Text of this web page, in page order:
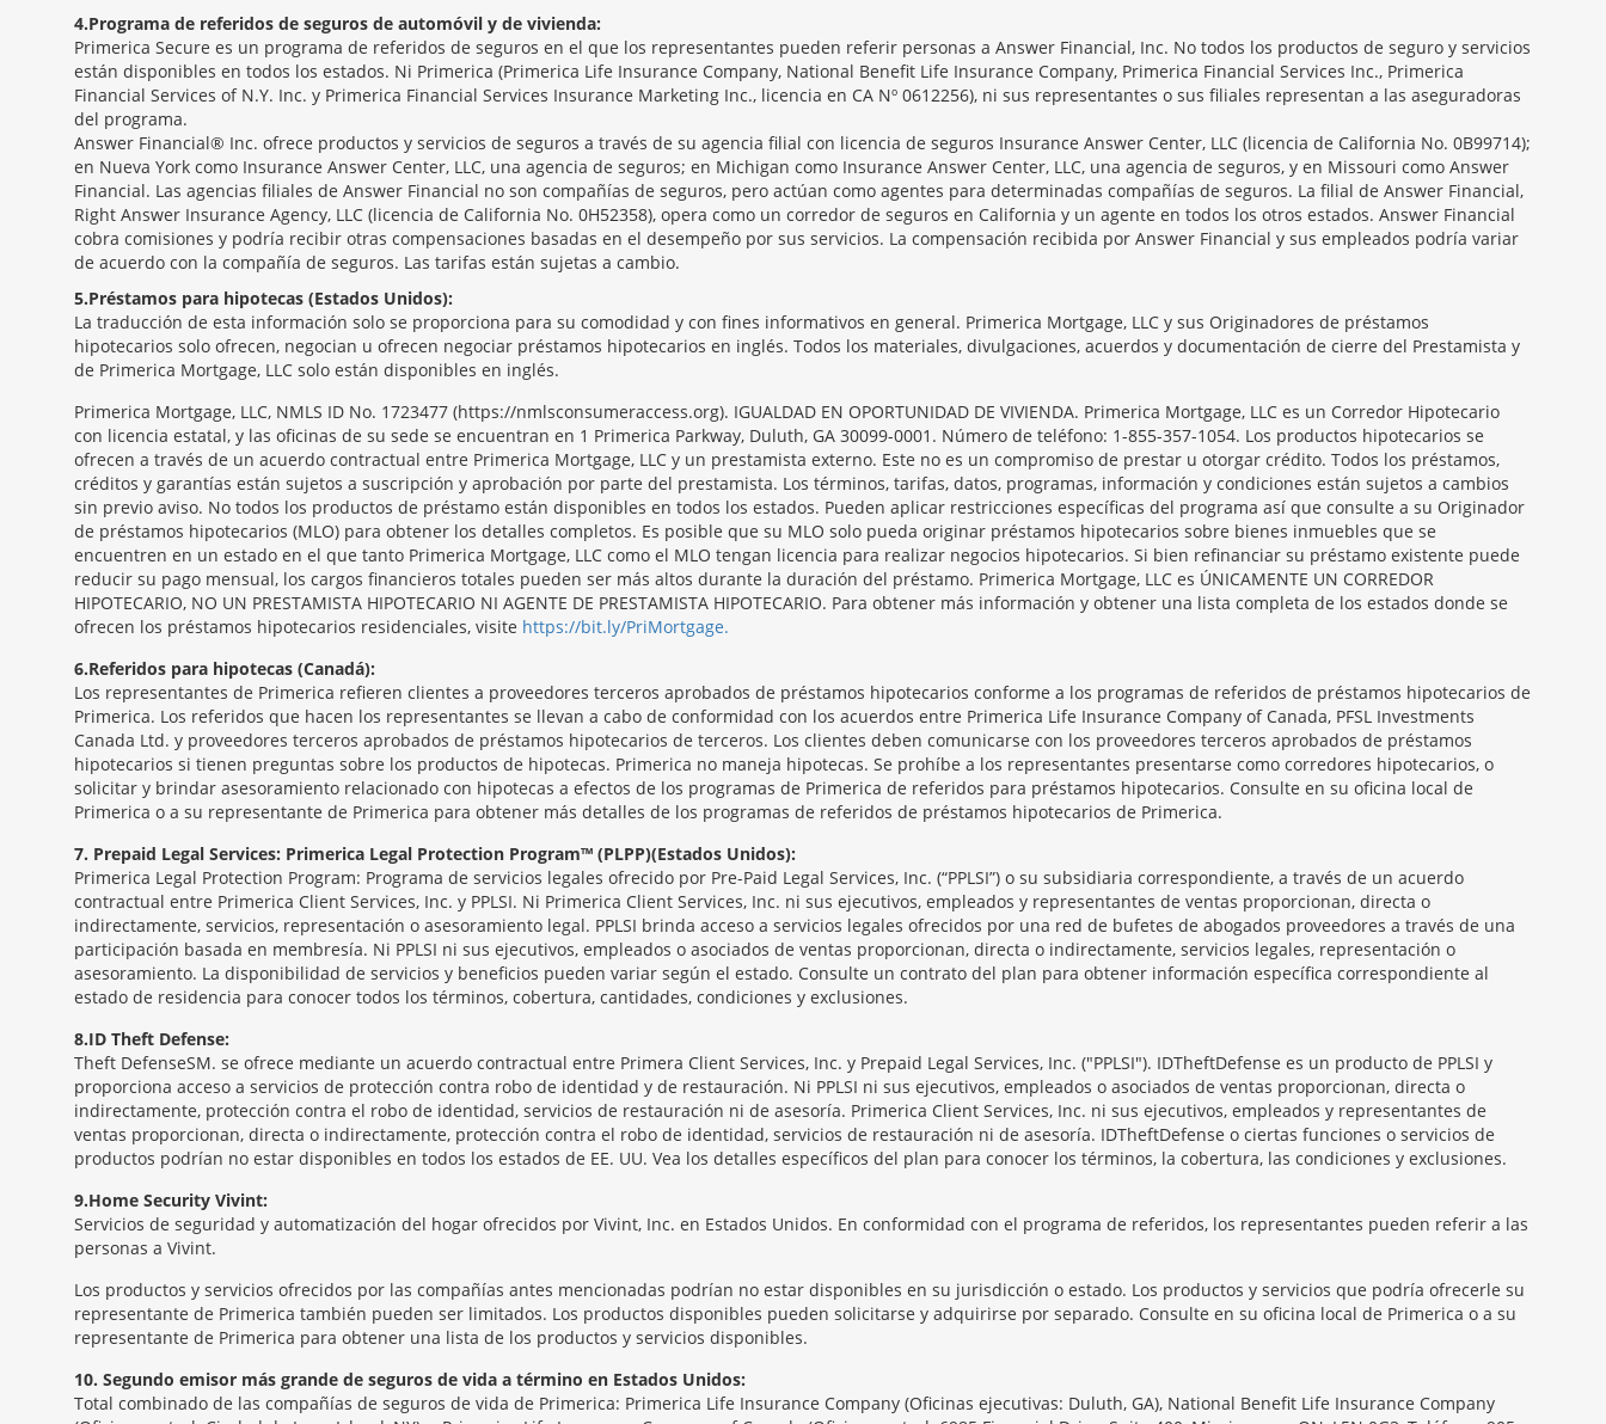
4 Programa de referidos de seguros de automóvil y de vivienda:
Primerica Secure es un programa de referidos de seguros en el que los representantes pueden referir personas a Answer Financial, Inc. No todos los productos de seguro y servicios
están disponibles en todos los estados. Ni Primerica (Primerica Life Insurance Company, National Benefit Life Insurance Company, Primerica Financial Services Inc., Primerica
Financial Services of N.Y. Inc. y Primerica Financial Services Insurance Marketing Inc., licencia en CA Nº 0612256), ni sus representantes o sus filiales representan a las aseguradoras
del programa.
Answer Financial® Inc. ofrece productos y servicios de seguros a través de su agencia filial con licencia de seguros Insurance Answer Center, LLC (licencia de California No. 0B99714);
en Nueva York como Insurance Answer Center, LLC, una agencia de seguros; en Michigan como Insurance Answer Center, LLC, una agencia de seguros, y en Missouri como Answer
Financial. Las agencias filiales de Answer Financial no son compañías de seguros, pero actúan como agentes para determinadas compañías de seguros. La filial de Answer Financial,
Right Answer Insurance Agency, LLC (licencia de California No. 0H52358), opera como un corredor de seguros en California y un agente en todos los otros estados. Answer Financial
cobra comisiones y podría recibir otras compensaciones basadas en el desempeño por sus servicios. La compensación recibida por Answer Financial y sus empleados podría variar
de acuerdo con la compañía de seguros. Las tarifas están sujetas a cambio.
5 Préstamos para hipotecas (Estados Unidos):
La traducción de esta información solo se proporciona para su comodidad y con fines informativos en general. Primerica Mortgage, LLC y sus Originadores de préstamos
hipotecarios solo ofrecen, negocian u ofrecen negociar préstamos hipotecarios en inglés. Todos los materiales, divulgaciones, acuerdos y documentación de cierre del Prestamista y
de Primerica Mortgage, LLC solo están disponibles en inglés.
Primerica Mortgage, LLC, NMLS ID No. 1723477 (https://nmlsconsumeraccess.org). IGUALDAD EN OPORTUNIDAD DE VIVIENDA. Primerica Mortgage, LLC es un Corredor Hipotecario
con licencia estatal, y las oficinas de su sede se encuentran en 1 Primerica Parkway, Duluth, GA 30099-0001. Número de teléfono: 1-855-357-1054. Los productos hipotecarios se
ofrecen a través de un acuerdo contractual entre Primerica Mortgage, LLC y un prestamista externo. Este no es un compromiso de prestar u otorgar crédito. Todos los préstamos,
créditos y garantías están sujetos a suscripción y aprobación por parte del prestamista. Los términos, tarifas, datos, programas, información y condiciones están sujetos a cambios
sin previo aviso. No todos los productos de préstamo están disponibles en todos los estados. Pueden aplicar restricciones específicas del programa así que consulte a su Originador
de préstamos hipotecarios (MLO) para obtener los detalles completos. Es posible que su MLO solo pueda originar préstamos hipotecarios sobre bienes inmuebles que se
encuentren en un estado en el que tanto Primerica Mortgage, LLC como el MLO tengan licencia para realizar negocios hipotecarios. Si bien refinanciar su préstamo existente puede
reducir su pago mensual, los cargos financieros totales pueden ser más altos durante la duración del préstamo. Primerica Mortgage, LLC es ÚNICAMENTE UN CORREDOR
HIPOTECARIO, NO UN PRESTAMISTA HIPOTECARIO NI AGENTE DE PRESTAMISTA HIPOTECARIO. Para obtener más información y obtener una lista completa de los estados donde se
ofrecen los préstamos hipotecarios residenciales, visite https://bit.ly/PriMortgage.
6 Referidos para hipotecas (Canadá):
Los representantes de Primerica refieren clientes a proveedores terceros aprobados de préstamos hipotecarios conforme a los programas de referidos de préstamos hipotecarios de
Primerica. Los referidos que hacen los representantes se llevan a cabo de conformidad con los acuerdos entre Primerica Life Insurance Company of Canada, PFSL Investments
Canada Ltd. y proveedores terceros aprobados de préstamos hipotecarios de terceros. Los clientes deben comunicarse con los proveedores terceros aprobados de préstamos
hipotecarios si tienen preguntas sobre los productos de hipotecas. Primerica no maneja hipotecas. Se prohíbe a los representantes presentarse como corredores hipotecarios, o
solicitar y brindar asesoramiento relacionado con hipotecas a efectos de los programas de Primerica de referidos para préstamos hipotecarios. Consulte en su oficina local de
Primerica o a su representante de Primerica para obtener más detalles de los programas de referidos de préstamos hipotecarios de Primerica.
7 Prepaid Legal Services: Primerica Legal Protection Program™ (PLPP)(Estados Unidos):
Primerica Legal Protection Program: Programa de servicios legales ofrecido por Pre-Paid Legal Services, Inc. (“PPLSI”) o su subsidiaria correspondiente, a través de un acuerdo
contractual entre Primerica Client Services, Inc. y PPLSI. Ni Primerica Client Services, Inc. ni sus ejecutivos, empleados y representantes de ventas proporcionan, directa o
indirectamente, servicios, representación o asesoramiento legal. PPLSI brinda acceso a servicios legales ofrecidos por una red de bufetes de abogados proveedores a través de una
participación basada en membresía. Ni PPLSI ni sus ejecutivos, empleados o asociados de ventas proporcionan, directa o indirectamente, servicios legales, representación o
asesoramiento. La disponibilidad de servicios y beneficios pueden variar según el estado. Consulte un contrato del plan para obtener información específica correspondiente al
estado de residencia para conocer todos los términos, cobertura, cantidades, condiciones y exclusiones.
8 ID Theft Defense:
Theft DefenseSM se ofrece mediante un acuerdo contractual entre Primera Client Services, Inc. y Prepaid Legal Services, Inc. ("PPLSI"). IDTheftDefense es un producto de PPLSI y
proporciona acceso a servicios de protección contra robo de identidad y de restauración. Ni PPLSI ni sus ejecutivos, empleados o asociados de ventas proporcionan, directa o
indirectamente, protección contra el robo de identidad, servicios de restauración ni de asesoría. Primerica Client Services, Inc. ni sus ejecutivos, empleados y representantes de
ventas proporcionan, directa o indirectamente, protección contra el robo de identidad, servicios de restauración ni de asesoría. IDTheftDefense o ciertas funciones o servicios de
productos podrían no estar disponibles en todos los estados de EE. UU. Vea los detalles específicos del plan para conocer los términos, la cobertura, las condiciones y exclusiones.
9 Home Security Vivint:
Servicios de seguridad y automatización del hogar ofrecidos por Vivint, Inc. en Estados Unidos. En conformidad con el programa de referidos, los representantes pueden referir a las
personas a Vivint.
Los productos y servicios ofrecidos por las compañías antes mencionadas podrían no estar disponibles en su jurisdicción o estado. Los productos y servicios que podría ofrecerle su
representante de Primerica también pueden ser limitados. Los productos disponibles pueden solicitarse y adquirirse por separado. Consulte en su oficina local de Primerica o a su
representante de Primerica para obtener una lista de los productos y servicios disponibles.
10 Segundo emisor más grande de seguros de vida a término en Estados Unidos:
Total combinado de las compañías de seguros de vida de Primerica: Primerica Life Insurance Company (Oficinas ejecutivas: Duluth, GA), National Benefit Life Insurance Company